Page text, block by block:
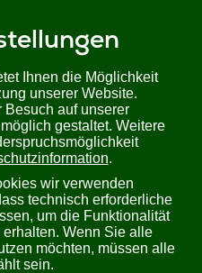
Ihnen die Möglichkeit
unserer Website.
Besuch auf unserer
gestaltet. Weitere
.
wir verwenden
technisch erforderliche
um die Funktionalität
Wenn Sie alle
möchten, müssen alle
sein.
Videotechnik